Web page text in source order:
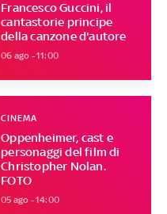
Francesco Guccini, il
cantastorie principe
della canzone d'autore
06 ago - 11:00
Oppenheimer, cast e
personaggi del film di
Christopher Nolan.
FOTO
CINEMA
05 ago - 14:00